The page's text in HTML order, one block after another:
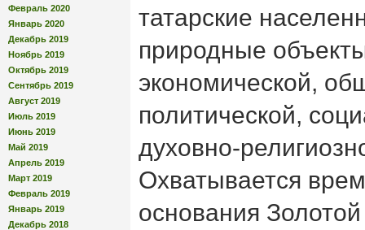
Февраль 2020
Январь 2020
Декабрь 2019
Ноябрь 2019
Октябрь 2019
Сентябрь 2019
Август 2019
Июль 2019
Июнь 2019
Май 2019
Апрель 2019
Март 2019
Февраль 2019
Январь 2019
Декабрь 2018
татарские
природные
экономической,
политической,
духовно-
Охватывается
основания